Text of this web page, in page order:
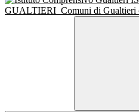
GUALTIERI Comuni di Gualtieri